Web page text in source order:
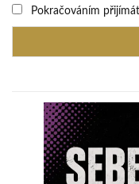
Pokračováním